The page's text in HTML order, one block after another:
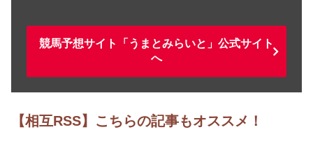
競馬予想サイト「うまとみらいと」公式サイト
へ
【相互RSS】こちらの記事もオススメ！